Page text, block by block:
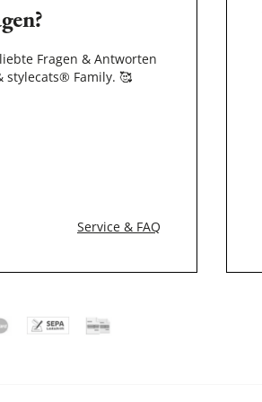
Fragen & Antworten
stylecats® Family. 🥰
Service & FAQ